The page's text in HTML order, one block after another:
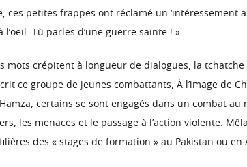
petites frappes ont réclamé un ‘intéressement
Tù parles d’une guerre sainte ! »
mots crépitent à longueur de dialogues, la tchatche
ce groupe de jeunes combattants, À l’image de
certains se sont engagés dans un combat au
les menaces et le passage à l’action violente.
des « stages de formation » au Pakistan ou en